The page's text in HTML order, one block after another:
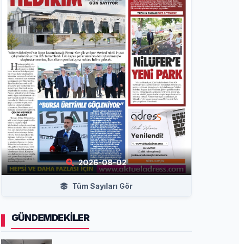
2026-08-02
Tüm Sayıları Gör
GÜNDEMDEKİLER